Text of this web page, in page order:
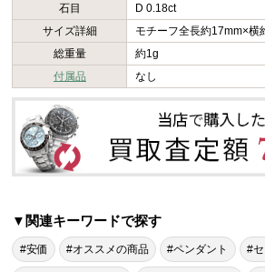
石目
D 0.18ct
サイズ詳細
モチーフ全長約17mm×横
総重量
約1g
付属品
なし
▼関連キーワードで探す
#安価 #オススメの商品 #ペンダント #